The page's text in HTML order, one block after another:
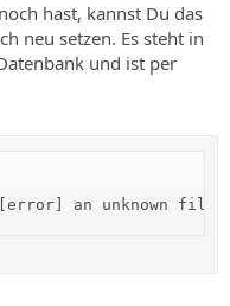
hast, kannst Du das
neu setzen. Es steht in
und ist per
[error] an unknown